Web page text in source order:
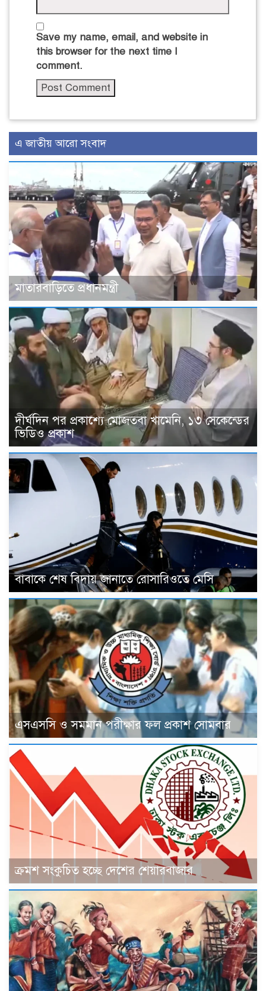
Save my name, email, and website in
this browser for the next time I
comment.
এ জাতীয় আরো সংবাদ
মাতারবাড়িতে প্রধানমন্ত্রী
দীর্ঘদিন পর প্রকাশ্যে মোজতবা খামেনি, ১৩ সেকেন্ডের
ভিডিও প্রকাশ
বাবাকে শেষ বিদায় জানাতে রোসারিওতে মেসি
এসএসসি ও সমমান পরীক্ষার ফল প্রকাশ সোমবার
ক্রমশ সংকুচিত হচ্ছে দেশের শেয়ারবাজার